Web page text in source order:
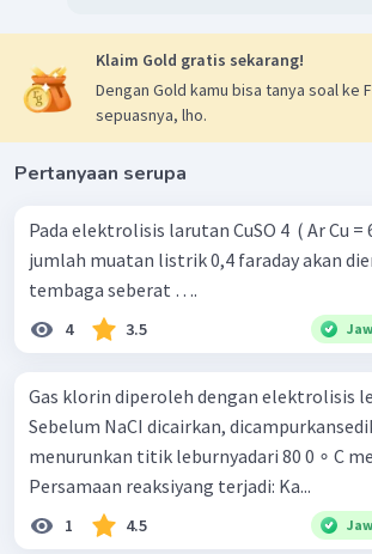
Klaim Gold gratis sekarang!
Dengan Gold kamu bisa tanya soal ke
sepuasnya, lho.
Pertanyaan serupa
Pada elektrolisis larutan CuSO 4 ​ ( Ar Cu =
jumlah muatan listrik 0,4 faraday akan
tembaga seberat ….
4 3.5
Gas klorin diperoleh dengan elektrolisis
Sebelum NaCI dicairkan,
menurunkan titik leburnyadari 80 0 ∘ C
Persamaan reaksiyang terjadi: Ka...
1 4.5